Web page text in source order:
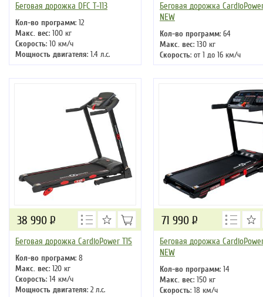
Беговая дорожка DFC T-113
Кол-во программ: 12
Макс. вес: 100 кг
Скорость: 10 км/ч
Мощность двигателя: 1.4 л.с.
Регулировка угла наклона: ручная
Беговая дорожка
NEW
Кол-во программ: 64
Макс. вес: 130 кг
Скорость: от 1 до 16 км/ч
Мощность двигателя: 2 л.с.
Регулировка угла наклона:
Беговая дорожка CardioPower T15
Кол-во программ: 8
Макс. вес: 120 кг
Скорость: 14 км/ч
Мощность двигателя: 2 л.с.
38 990 Р
Беговая дорожка
NEW
Кол-во программ: 14
Макс. вес: 150 кг
Скорость: 18 км/ч
71 990 Р